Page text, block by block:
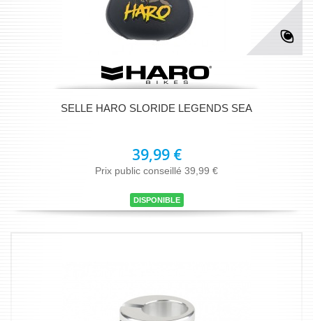
SELLE HARO SLORIDE LEGENDS SEA
39,99 €
Prix public conseillé 39,99 €
DISPONIBLE